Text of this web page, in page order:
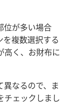
位が多い場合
複数選択する
高く、お財布に
なるので、ま
チェックしまし